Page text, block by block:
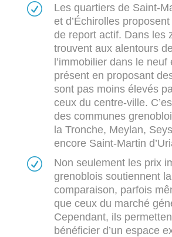
R
Les quartiers de Saint-
et d’Échirolles
de report actif. Dans les
trouvent aux alentours
l’immobilier dans le neuf
présent en proposant
sont pas moins élevés
ceux du centre-ville.
des communes
la Tronche, Meylan,
encore Saint-Martin
R
Non seulement les prix
grenoblois soutiennent la
comparaison, parfois
que ceux du marché
Cependant, ils
bénéficier d’un espace